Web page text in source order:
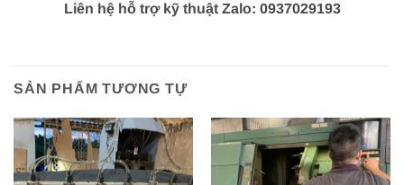
Liên hệ hỗ trợ kỹ thuật Zalo: 0937029193
SẢN PHẨM TƯƠNG TỰ